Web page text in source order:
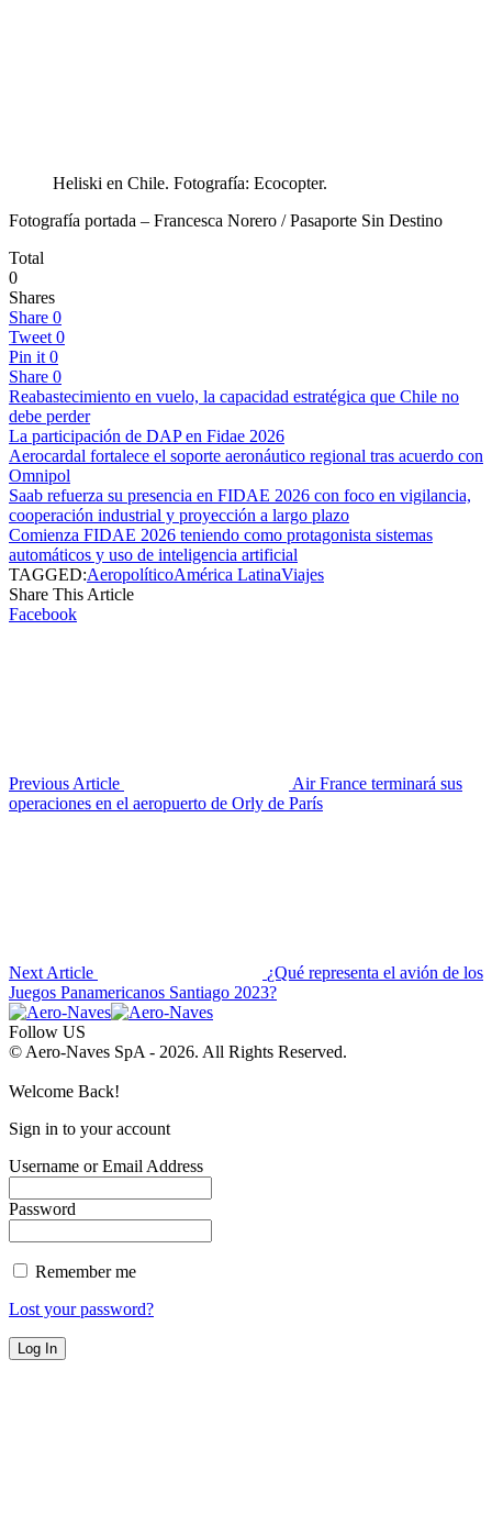
Heliski en Chile. Fotografía: Ecocopter.
Fotografía portada – Francesca Norero / Pasaporte Sin Destino
Total
0
Shares
Share 0
Tweet 0
Pin it 0
Share 0
Reabastecimiento en vuelo, la capacidad estratégica que Chile no
debe perder
La participación de DAP en Fidae 2026
Aerocardal fortalece el soporte aeronáutico regional tras acuerdo con
Omnipol
Saab refuerza su presencia en FIDAE 2026 con foco en vigilancia,
cooperación industrial y proyección a largo plazo
Comienza FIDAE 2026 teniendo como protagonista sistemas
automáticos y uso de inteligencia artificial
TAGGED:AeropolíticoAmérica LatinaViajes
Share This Article
Facebook
Previous Article
Air France terminará sus
operaciones en el aeropuerto de Orly de París
Next Article
¿Qué representa el avión de los
Juegos Panamericanos Santiago 2023?
Follow US
© Aero-Naves SpA - 2026. All Rights Reserved.
Welcome Back!
Sign in to your account
Username or Email Address
Password
Remember me
Lost your password?